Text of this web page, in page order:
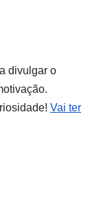
divulgar o
Vai ter